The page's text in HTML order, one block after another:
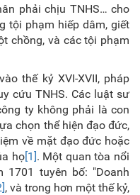
phải chịu TNHS… cho
tội phạm hiếp dâm, giết
chồng, và các tội phạm
thế kỷ XVI-XVII, pháp
cứu TNHS. Các luật sư
ty không phải là con
chọn thể hiện đạo đức,
về mặt đạo đức hoặc
họ[1]. Một quan tòa nổi
1701 tuyên bố: "Doanh
, và trong hơn một thế kỷ,